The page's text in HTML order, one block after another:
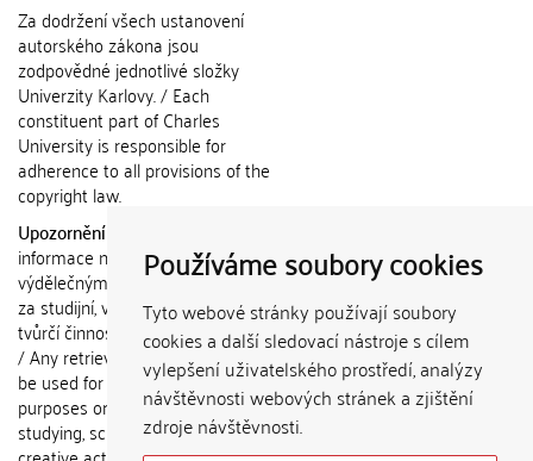
Používáme soubory cookies
Tyto webové stránky používají soubory
cookies a další sledovací nástroje s cílem
vylepšení uživatelského prostředí, analýzy
návštěvnosti webových stránek a zjištění
zdroje návštěvnosti.
Za dodržení všech ustanovení
autorského zákona jsou
zodpovědné jednotlivé složky
Univerzity Karlovy. / Each
constituent part of Charles
University is responsible for
adherence to all provisions of the
copyright law.
Upozornění / Notice:
informace nemohou být použity k
výdělečným účelům nebo vydávány
za studijní, vědeckou nebo jinou
tvůrčí činnost jiné osoby než autora.
/ Any retrieved information shall not
be used for any commercial
purposes or claimed as results of
studying, scientific or any other